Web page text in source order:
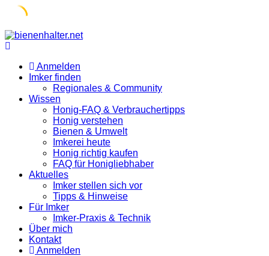
Skip
to
Anmelden
Imker finden
Regionales & Community
Wissen
Honig-FAQ & Verbrauchertipps
Honig verstehen
Bienen & Umwelt
Imkerei heute
Honig richtig kaufen
FAQ für Honigliebhaber
Aktuelles
Imker stellen sich vor
Tipps & Hinweise
Für Imker
Imker-Praxis & Technik
Über mich
Kontakt
Anmelden